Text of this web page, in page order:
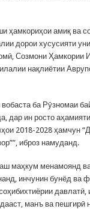
ҳамкориҳои амиқ ва
дорои хусусияти
Созмони Ҳамкории
нақлиётии
ба Рӯзномаи
ин росто
2018-2028 ҳамчун
иброз намуданд.
маҳкум менамоянд
инчунин бунёд ва
давлатӣ,
манъ ва пешгирӣ